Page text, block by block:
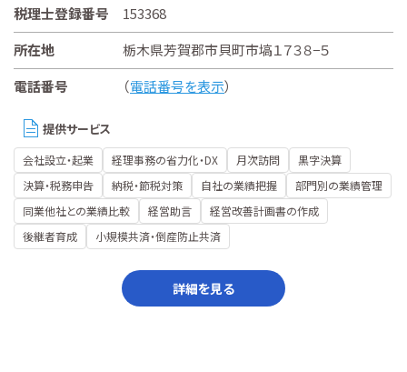
税理士登録番号
153368
所在地
栃木県芳賀郡市貝町市塙１７３８−５
電話番号
（電話番号を表示）
提供サービス
会社設立・起業 経理事務の省力化・DX 月次訪問
黒字決算
決算・税務申告
納税・節税対策 自社の業績把握
部門別の業績管理
同業他社との業績比較
経営助言
経営改善計画書の作成
後継者育成
小規模共済・倒産防止共済
詳細を見る